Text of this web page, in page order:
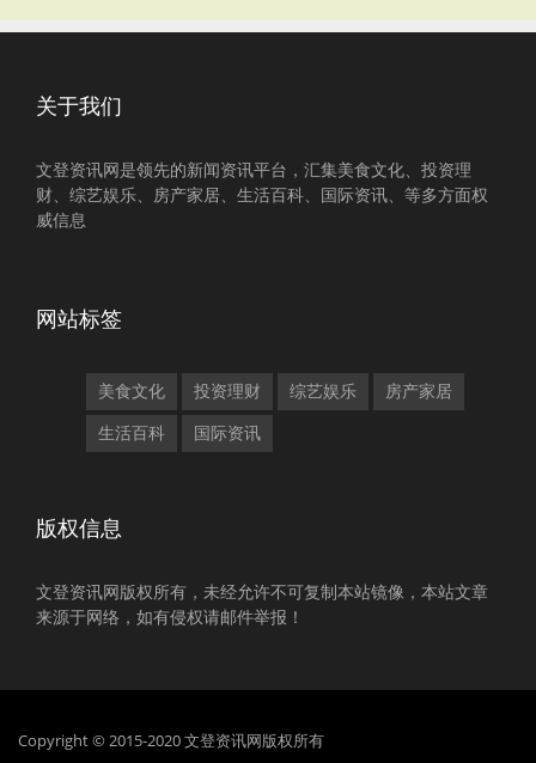
关于我们
文登资讯网是领先的新闻资讯平台，汇集美食文化、投资理
财、综艺娱乐、房产家居、生活百科、国际资讯、等多方面权
威信息
网站标签
美食文化 投资理财 综艺娱乐 房产家居
生活百科 国际资讯
版权信息
文登资讯网版权所有，未经允许不可复制本站镜像，本站文章
来源于网络，如有侵权请邮件举报！
Copyright © 2015-2020 文登资讯网版权所有